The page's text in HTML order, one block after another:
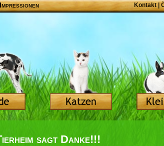
Impressionen Kontakt
sagt Danke!!!